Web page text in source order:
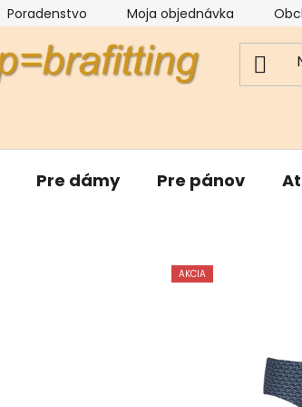
Poradenstvo Moja objednávka
Pre dámy Pre pánov
AKCIA